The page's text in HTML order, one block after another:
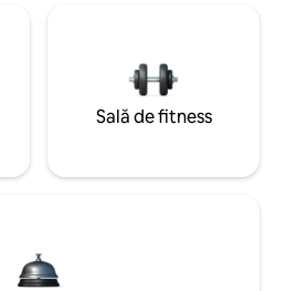
Sală de fitness